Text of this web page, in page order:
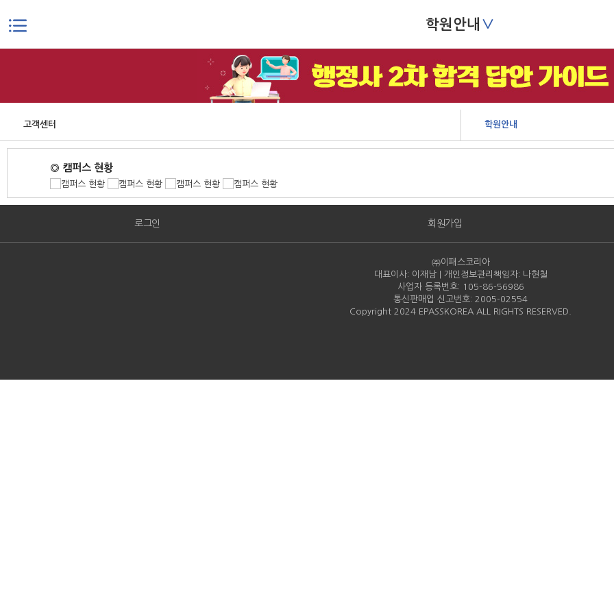
학원안내 ∨
고객센터 학원안내
◎ 캠퍼스 현황
로그인 회원가입
㈜이패스코리아
대표이사: 이재남 | 개인정보관리책임자: 나현철
사업자 등록번호: 105-86-56986
통신판매업 신고번호: 2005-02554
Copyright 2024 EPASSKOREA ALL RIGHTS RESERVED.